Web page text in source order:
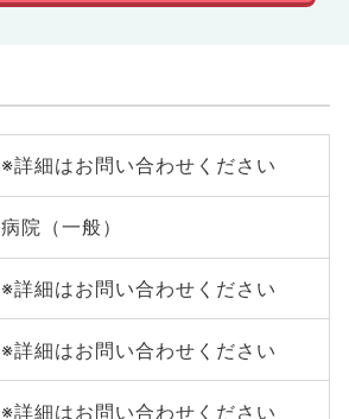
※詳細はお問い合わせください
病院（一般）
※詳細はお問い合わせください
※詳細はお問い合わせください
※詳細はお問い合わせください